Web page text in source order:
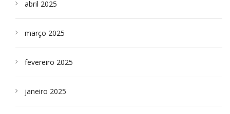
abril 2025
março 2025
fevereiro 2025
janeiro 2025